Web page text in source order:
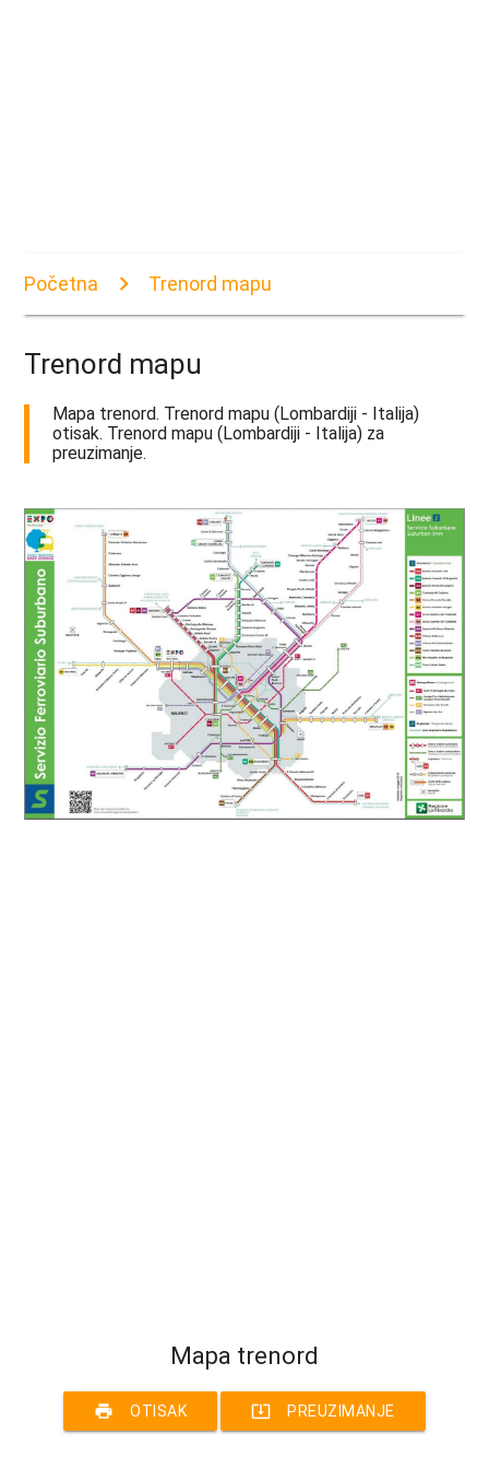
Početna Trenord mapu
Trenord mapu
Mapa trenord. Trenord mapu (Lombardiji - Italija)
otisak. Trenord mapu (Lombardiji - Italija) za
preuzimanje.
Mapa trenord
print OTISAK system_update_alt PREUZIMANJE